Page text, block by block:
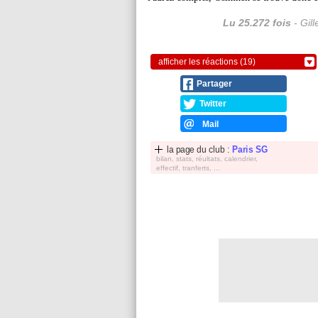
Lu 25.272 fois -
afficher les réactions (19)
Partager
Twitter
Mail
la page du club : Paris SG
bilan, stats, réultats, calendrier,
effectif, tranferts, ...